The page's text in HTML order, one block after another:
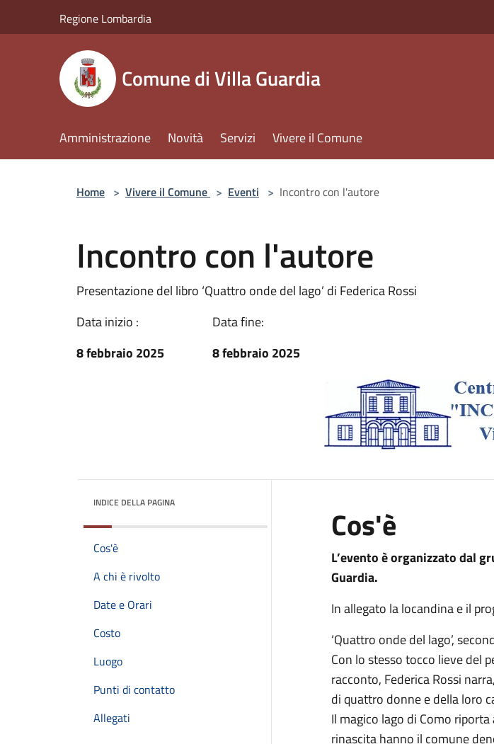
Regione Lombardia
Comune di Villa Guardia
Amministrazione Novità Servizi Vivere il Comune
Home > Vivere il Comune > Eventi > Incontro con l'autore
Incontro con l'autore
Presentazione del libro ‘Quattro onde del lago’ di Federica Rossi
Data inizio :
8 febbraio 2025
Data fine:
8 febbraio 2025
INDICE DELLA PAGINA
Cos'è
A chi è rivolto
Date e Orari
Costo
Luogo
Punti di contatto
Allegati
Cos'è
L’evento è organizzato dal
Guardia.
In allegato la locandina e il
‘Quattro onde del lago’,
Con lo stesso tocco lieve del
racconto, Federica Rossi
di quattro donne e della loro
Il magico lago di Como
rinascita hanno il comune